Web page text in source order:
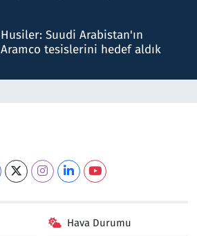
Husiler: Suudi Arabistan'ın
Aramco tesislerini hedef aldık
Hava Durumu